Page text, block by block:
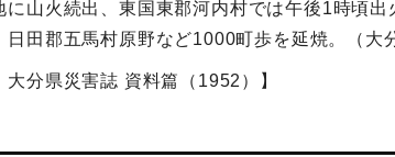
に山火続出、東国東郡河内村では午後1時頃
日田郡五馬村原野など1000町歩を延焼。（大
大分県災害誌 資料篇（1952）】